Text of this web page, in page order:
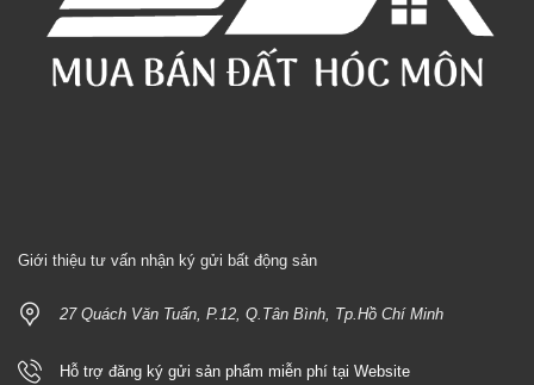
Giới thiệu tư vấn nhận ký gửi bất động sản
27 Quách Văn Tuấn, P.12, Q.Tân Bình, Tp.Hồ Chí Minh
Hỗ trợ đăng ký gửi sản phẩm miễn phí tại Website